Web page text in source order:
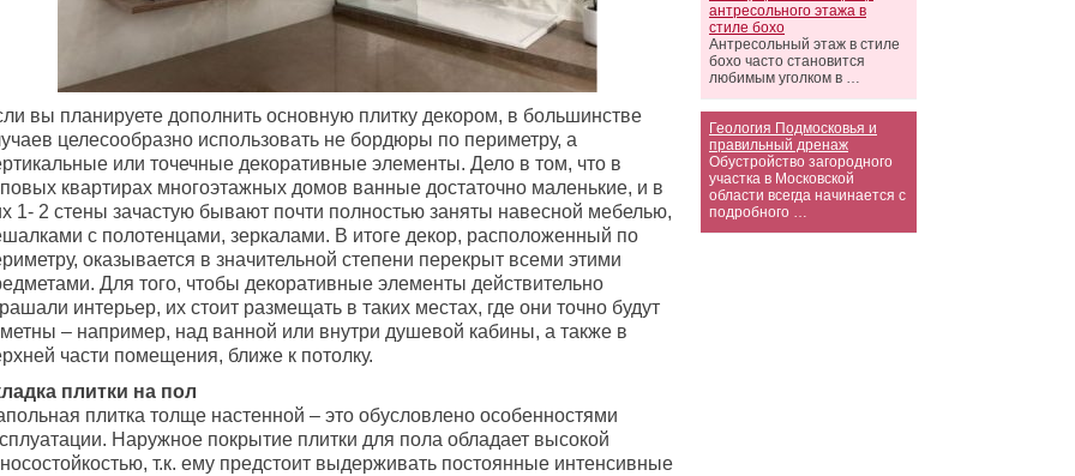
антресольного этажа в
стиле бохо
Антресольный этаж в стиле
бохо часто становится
любимым уголком в …
Геология Подмосковья и
правильный дренаж
Обустройство загородного
участка в Московской
области всегда начинается с
подробного …
вы планируете дополнить основную плитку декором, в большинстве
целесообразно использовать не бордюры по периметру, а
или точечные декоративные элементы. Дело в том, что в
квартирах многоэтажных домов ванные достаточно маленькие, и в
1- 2 стены зачастую бывают почти полностью заняты навесной мебелью,
с полотенцами, зеркалами. В итоге декор, расположенный по
оказывается в значительной степени перекрыт всеми этими
Для того, чтобы декоративные элементы действительно
интерьер, их стоит размещать в таких местах, где они точно будут
– например, над ванной или внутри душевой кабины, а также в
части помещения, ближе к потолку.
плитки на пол
плитка толще настенной – это обусловлено особенностями
Наружное покрытие плитки для пола обладает высокой
т.к. ему предстоит выдерживать постоянные интенсивные